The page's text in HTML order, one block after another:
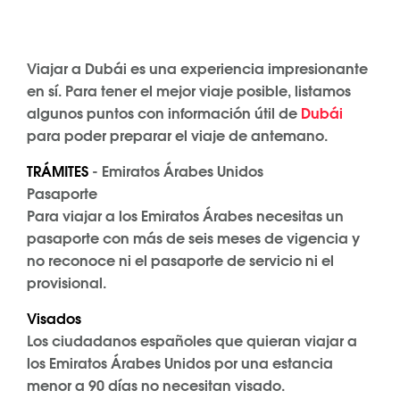
Viajar a Dubái es una experiencia impresionante
en sí. Para tener el mejor viaje posible, listamos
algunos puntos con información útil de Dubái
para poder preparar el viaje de antemano.
TRÁMITES - Emiratos Árabes Unidos
Pasaporte
Para viajar a los Emiratos Árabes necesitas un
pasaporte con más de seis meses de vigencia y
no reconoce ni el pasaporte de servicio ni el
provisional.
Visados
Los ciudadanos españoles que quieran viajar a
los Emiratos Árabes Unidos por una estancia
menor a 90 días no necesitan visado.